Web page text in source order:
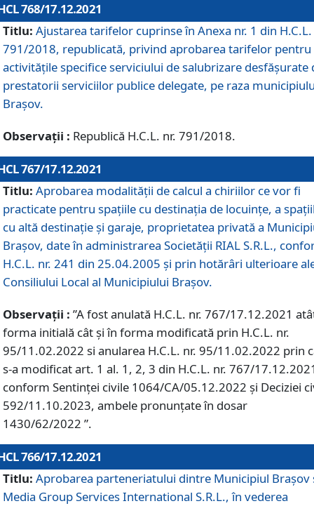
768/17.12.2021
Titlu: Ajustarea tarifelor cuprinse în Anexa nr. 1 din H.C.L.
791/2018, republicată, privind aprobarea tarifelor pentru
activităţile specifice serviciului de salubrizare desfăşurate
prestatorii serviciilor publice delegate, pe raza
Braşov.
Observații : Republică H.C.L. nr. 791/2018.
767/17.12.2021
Titlu: Aprobarea modalității de calcul a chiriilor ce vor fi
practicate pentru spaţiile cu destinaţia de locuinţe, a
cu altă destinaţie şi garaje, proprietatea privată a
Braşov, date în administrarea Societăţii RIAL S.R.L.,
H.C.L. nr. 241 din 25.04.2005 și prin hotărâri ulterioare
Consiliului Local al Municipiului Braşov.
Observații : ”A fost anulată H.C.L. nr. 767/17.12.2021
forma initială cât și în forma modificată prin H.C.L. nr.
95/11.02.2022 si anularea H.C.L. nr. 95/11.02.2022 prin
s-a modificat art. 1 al. 1, 2, 3 din H.C.L. nr. 767/
conform Sentinței civile 1064/CA/05.12.2022 și Deciziei
592/11.10.2023, ambele pronunțate în dosar
1430/62/2022 ”.
766/17.12.2021
Titlu: Aprobarea parteneriatului dintre Municipiul Brașov
Media Group Services International S.R.L., în vederea